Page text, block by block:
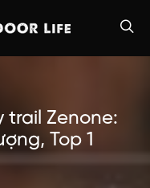
trail Zenone:
Top 1